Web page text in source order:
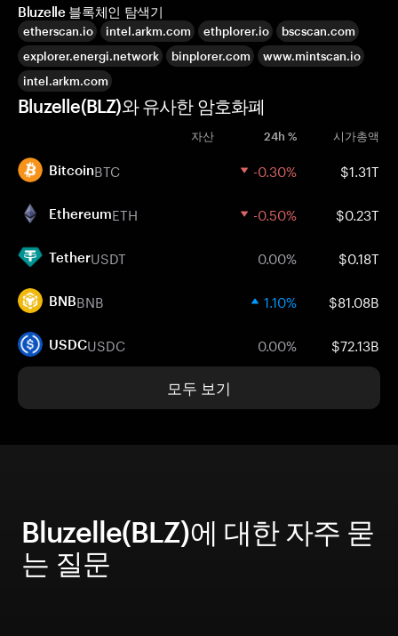
Bluzelle 블록체인 탐색기
etherscan.io intel.arkm.com ethplorer.io
bscscan.com
explorer.energi.network
binplorer.com
www.mintscan.io
intel.arkm.com
Bluzelle(BLZ)와 유사한 암호화폐
자산 24h % 시가총액
BitcoinBTC -0.30% $1.31T
EthereumETH -0.50% $0.23T
TetherUSDT 0.00% $0.18T
BNBBNB 1.10% $81.08B
USDCUSDC 0.00% $72.13B
모두 보기
Bluzelle(BLZ)에 대한 자주 묻
는 질문